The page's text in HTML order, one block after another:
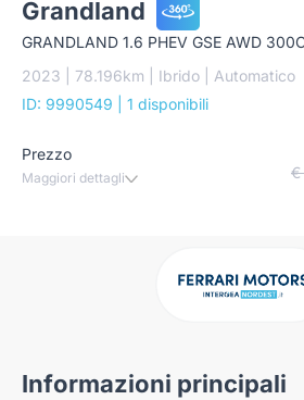
Grandland
GRANDLAND 1.6 PHEV GSE AWD
2023 | 78.196km | Ibrido | Automatico
ID: 9990549
| 1 disponibili
Prezzo
Maggiori dettagli €
Informazioni principali